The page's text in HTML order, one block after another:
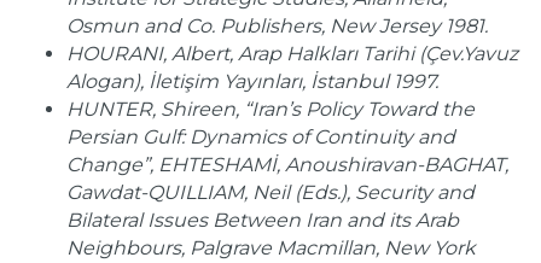
Osmun and Co. Publishers, New Jersey 1981.
HOURANI, Albert, Arap Halkları Tarihi (Çev.Yavuz
Alogan), İletişim Yayınları, İstanbul 1997.
HUNTER, Shireen, “Iran’s Policy Toward the
Persian Gulf: Dynamics of Continuity and
Change”, EHTESHAMİ, Anoushiravan-BAGHAT,
Gawdat-QUILLIAM, Neil (Eds.), Security and
Bilateral Issues Between Iran and its Arab
Neighbours, Palgrave Macmillan, New York